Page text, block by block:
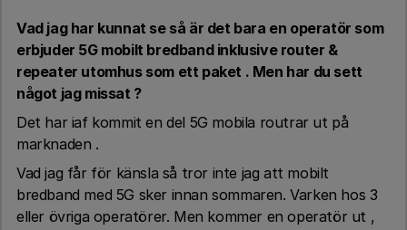
Vad jag har kunnat se så är det bara en operatör som
erbjuder 5G mobilt bredband inklusive router &
repeater utomhus som ett paket . Men har du sett
något jag missat ?
Det har iaf kommit en del 5G mobila routrar ut på
marknaden .
Vad jag får för känsla så tror inte jag att mobilt
bredband med 5G sker innan sommaren. Varken hos 3
eller övriga operatörer. Men kommer en operatör ut ,